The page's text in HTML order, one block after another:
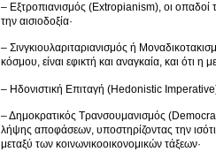
– Εξτροπιανισμός (Extropianism), οι οπαδοί
την αισιοδοξία·
– Σινγκιουλαριταριανισμός ή
κόσμου, είναι εφικτή και αναγκαία, και ότι
– Ηδονιστική Επιταγή (Hedonistic
– Δημοκρατικός Τρανσουμανισμός
λήψης αποφάσεων, υποστηρίζοντας την
μεταξύ των κοινωνικοοικονομικών τάξεων·